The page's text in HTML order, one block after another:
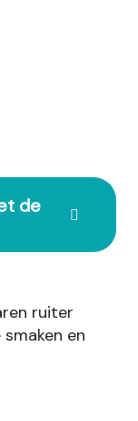
de
ruiter
en